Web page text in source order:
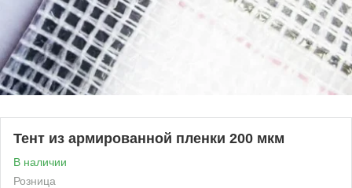
Тент из армированной пленки 200 мкм
В наличии
Розница